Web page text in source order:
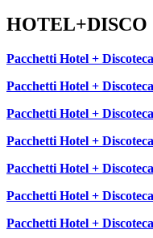
HOTEL+DISCO
Pacchetti Hotel +
Pacchetti Hotel +
Pacchetti Hotel +
Pacchetti Hotel +
Pacchetti Hotel +
Pacchetti Hotel +
Pacchetti Hotel +